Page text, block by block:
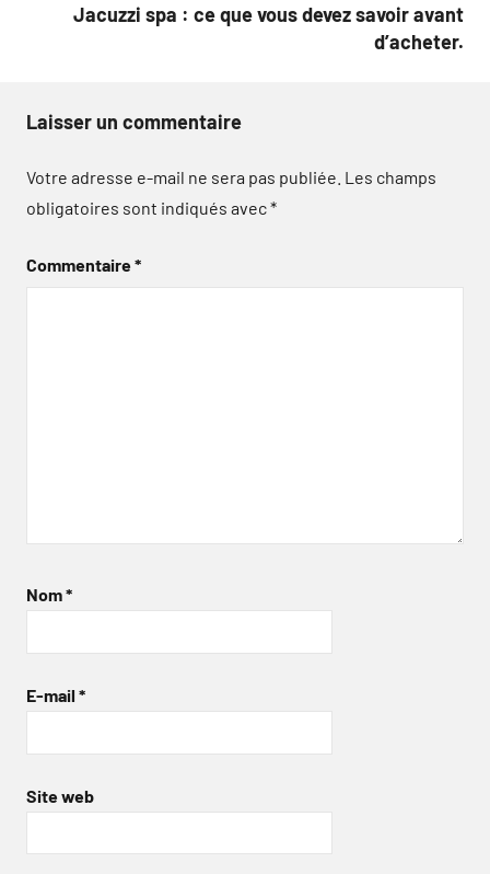
Jacuzzi spa : ce que vous devez savoir avant
d’acheter.
Laisser un commentaire
Votre adresse e-mail ne sera pas publiée. Les champs
obligatoires sont indiqués avec*
Commentaire*
Nom*
E-mail *
Site web